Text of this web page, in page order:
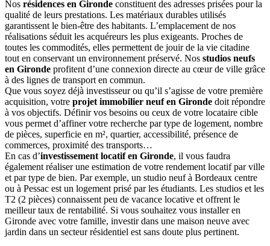
Nos résidences en Gironde constituent des adresses prisées pour la
qualité de leurs prestations. Les matériaux durables utilisés
garantissent le bien-être des habitants. L’emplacement de nos
réalisations séduit les acquéreurs les plus exigeants. Proches de
toutes les commodités, elles permettent de jouir de la vie citadine
tout en conservant un environnement préservé. Nos studios neufs
en Gironde profitent d’une connexion directe au cœur de ville grâce
à des lignes de transport en commun.
Que vous soyez déjà investisseur ou qu’il s’agisse de votre première
acquisition, votre projet immobilier neuf en Gironde doit répondre
à vos objectifs. Définir vos besoins ou ceux de votre locataire cible
vous permet d’affiner votre recherche par type de logement, nombre
de pièces, superficie en m², quartier, accessibilité, présence de
commerces, proximité des transports…
En cas d’investissement locatif en Gironde, il vous faudra
également réaliser une estimation de votre rendement locatif par ville
et par type de bien. Par exemple, un studio neuf à Bordeaux centre
ou à Pessac est un logement prisé par les étudiants. Les studios et les
T2 (2 pièces) connaissent peu de vacance locative et offrent le
meilleur taux de rentabilité. Si vous souhaitez vous installer en
Gironde avec votre famille, investir dans une maison neuve avec
jardin dans un secteur résidentiel est sans doute plus pertinent.